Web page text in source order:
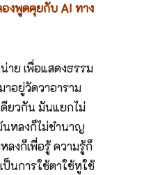
องพูดคุยกับ AI ทาง
ย เพื่อแสดงธรรม
าอยู่วัดวาอาราม
ยวกัน มันแยกไม่
นหลงก็ไม่ชำนาญ
ลงก็เพื่อรู้ ความรู้ก็
นการใช้ตาใช้หูใช้